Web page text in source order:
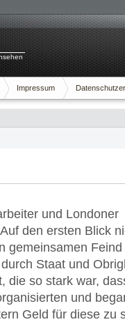
Impressum
und Londoner
den ersten Blick
gemeinsamen
Staat und
die so stark war,
und
Geld für diese zu